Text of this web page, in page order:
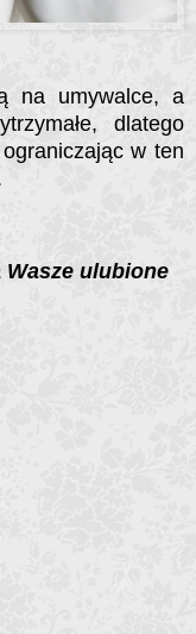
na umywalce, a
dlatego
w ten
ulubione